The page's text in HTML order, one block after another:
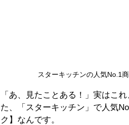
スターキッチンの人気No.1
「あ、見たことある！」実はこ
た、「スターキッチン」で人気
ク】なんです。